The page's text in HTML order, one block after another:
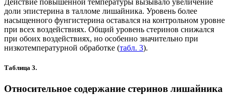
доли эпистерина в талломе лишайника. Уровень более
насыщенного фунгистерина оставался на контрольном уровне
при всех воздействиях. Общий уровень стеринов снижался
при обоих воздействиях, но особенно значительно при
низкотемпературной обработке (табл. 3).
Таблица 3.
Относительное содержание стеринов лишайника